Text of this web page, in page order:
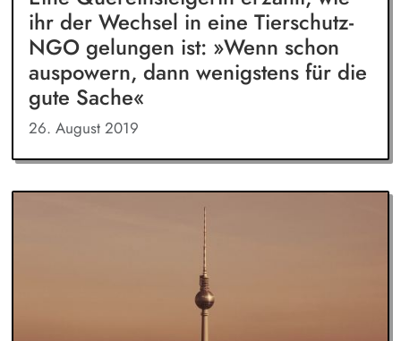
ihr der Wechsel in eine Tierschutz-
NGO gelungen ist: »Wenn schon
auspowern, dann wenigstens für die
gute Sache«
26. August 2019